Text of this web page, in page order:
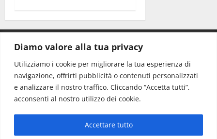
Diamo valore alla tua privacy
Utilizziamo i cookie per migliorare la tua esperienza di
navigazione, offrirti pubblicità o contenuti personalizzati
e analizzare il nostro traffico. Cliccando “Accetta tutti”,
acconsenti al nostro utilizzo dei cookie.
Accettare tutto
CONTATTI.
Redazione: redazione@www.martinasera.it
Direttore:direttore@www.martinasera.it
Info & Commerciale:info@www.martinasera.it